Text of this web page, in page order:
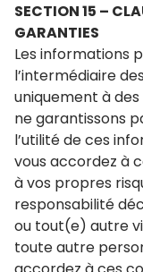
SECTION 15 –
GARANTIES
Les informations
l’intermédiaire
uniquement à
ne garantissons
l’utilité de ces
vous accordez à
à vos propres
responsabilité
ou tout(e) autre
toute autre